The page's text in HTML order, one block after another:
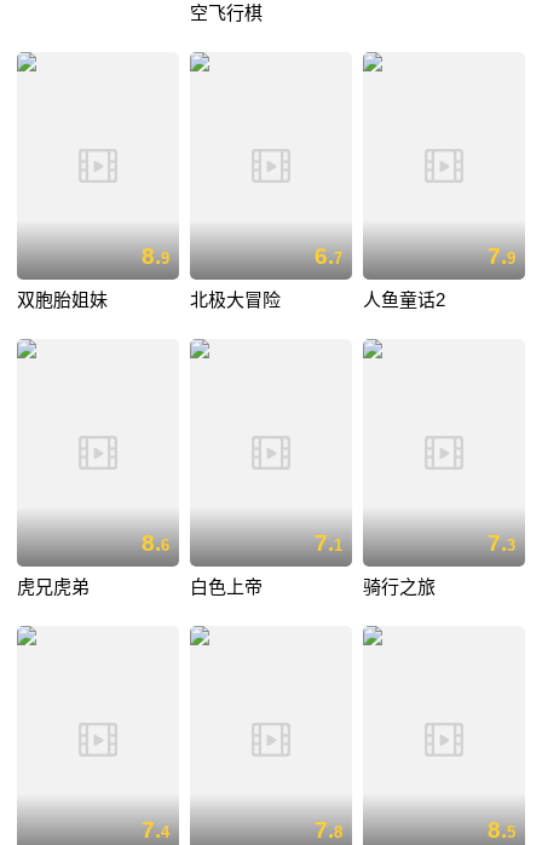
空飞行棋
8.9
双胞胎姐妹
6.7
北极大冒险
7.9
人鱼童话2
8.6
虎兄虎弟
7.1
白色上帝
7.3
骑行之旅
7.4 7.8 8.5